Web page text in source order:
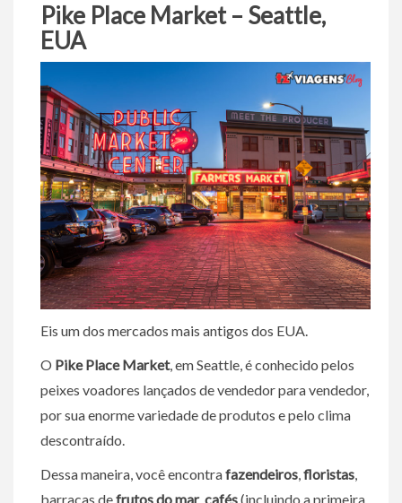
Pike Place Market – Seattle,
EUA
Eis um dos mercados mais antigos dos EUA.
O Pike Place Market, em Seattle, é conhecido pelos
peixes voadores lançados de vendedor para vendedor,
por sua enorme variedade de produtos e pelo clima
descontraído.
Dessa maneira, você encontrafazendeiros,floristas,
barracas defrutos do mar,cafés(incluindo a primeira